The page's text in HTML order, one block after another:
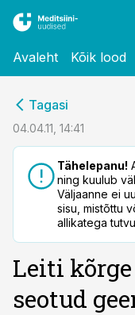
Avaleht Kõik lood
Tagasi
04.04.11, 14:41
Tähelepanu!
ning kuulub
Väljaanne ei
sisu, mistõttu
allikatega
Leiti
seotud